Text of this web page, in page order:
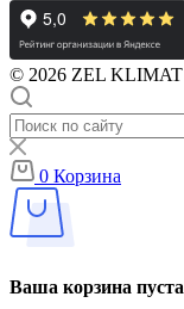
© 2026 ZEL KLIMAT
0 Корзина
Ваша корзина пуста